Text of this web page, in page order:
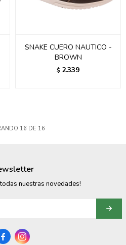
SNAKE CUERO NAUTICO -
BROWN
$ 2.339
16 DE 16
nuestras novedades!
 